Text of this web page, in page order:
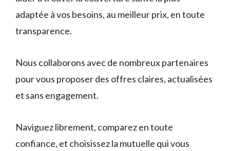
adaptée à vos besoins, au meilleur prix, en toute
transparence.
Nous collaborons avec de nombreux partenaires
pour vous proposer des offres claires, actualisées
et sans engagement.
Naviguez librement, comparez en toute
confiance, et choisissez la mutuelle qui vous